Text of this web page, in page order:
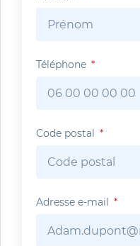
Téléphone
Code postal
Adresse e-mail